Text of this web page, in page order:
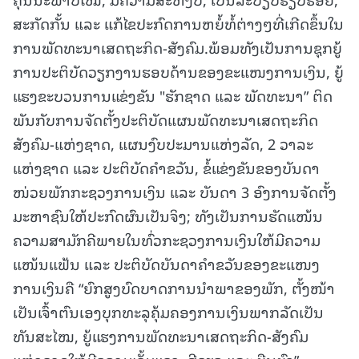
ສະກັດກັ້ນ ແລະ ແກ້ໄຂປະກົດການຫຍໍ້ທໍ້ຕ່າງໆທີ່ເກີດຂຶ້ນໃນ
ການພັດທະນາເສດຖະກິດ-ສັງຄົມ.ພ້ອມທັງເປັນການຊຸກຍູ້
ການປະຕິບັດວຽກງານຮອບດ້ານຂອງຂະແໜງການເງິນ, ຍູ້
ແຮງຂະບວນການແຂ່ງຂັນ "ຮັກຊາດ ແລະ ພັດທະນາ” ຕິດ
ພັນກັບການຈັດຕັ້ງປະຕິບັດແຜນພັດທະນາເສດຖະກິດ
ສັງຄົມ-ແຫ່ງຊາດ, ແຜນງົບປະມານແຫ່ງລັດ, 2 ວາລະ
ແຫ່ງຊາດ ແລະ ປະຕິບັດຄຳຂວັນ, ຂໍ້ແຂ່ງຂັນຂອງບັນດາ
ໜ່ວຍພັກກະຊວງການເງິນ ແລະ ບັນດາ 3 ອົງການຈັດຕັ້ງ
ມະຫາຊົນໃຫ້ປະກົດຜົນເປັນຈິງ; ທັງເປັນການຮັດແໜ້ນ
ຄວາມສາມັກຄີພາຍໃນທົ່ວກະຊວງການເງິນໃຫ້ມີຄວາມ
ແໜ້ນແຟ້ນ ແລະ ປະຕິບັດບັນດາຄໍາຂວັນຂອງຂະແໜງ
ການເງິນຄື “ຍົກສູງບົດບາດການນໍາພາຂອງພັກ, ຕັ້ງໜ້າ
ເປັນເຈົ້າຕົນເອງບຸກທະລຸຄຸ້ມຄອງການເງິນພາກລັດເປັນ
ທັນສະໄໝ, ຍູ້ແຮງການພັດທະນາເສດຖະກິດ-ສັງຄົມ